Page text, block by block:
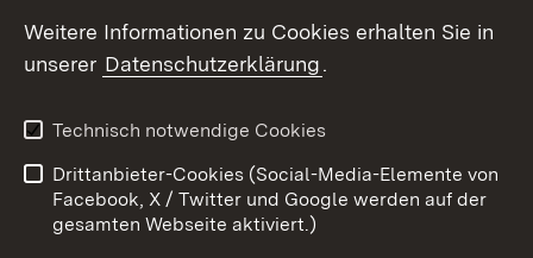
Barrierefreiheit
Benutzungshinweise
Impressum
Cookies
Weitere Informationen zu Cookies erhalten Sie in
unserer Datenschutzerklärung.
Technisch notwendige Cookies
Drittanbieter-Cookies (Social-Media-Elemente von
Facebook, X / Twitter und Google werden auf der
gesamten Webseite aktiviert.)